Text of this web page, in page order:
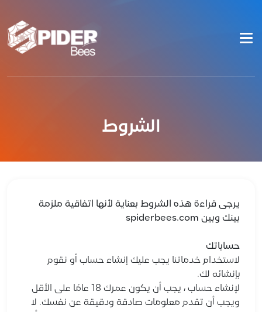
الشروط
يرجى قراءة هذه الشروط بعناية لأنها اتفاقية ملزمة
بينك وبين spiderbees.com
حساباتك
لاستخدام خدماتنا يجب عليك إنشاء حساب أو نقوم
بإنشائه لك.
لإنشاء حساب ، يجب أن يكون عمرك 18 عامًا على الأقل
ويجب أن تقدم معلومات صادقة ودقيقة عن نفسك. لا